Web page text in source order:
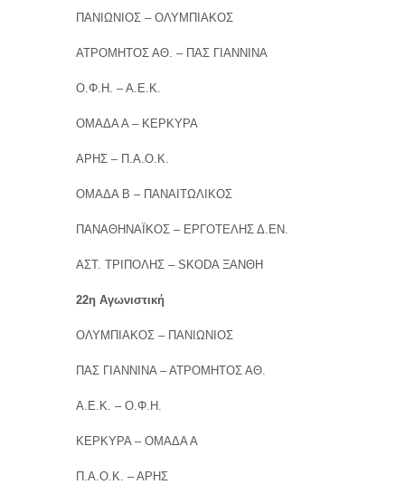
ΠΑΝΙΩΝΙΟΣ – ΟΛΥΜΠΙΑΚΟΣ
ΑΤΡΟΜΗΤΟΣ ΑΘ. – ΠΑΣ ΓΙΑΝΝΙΝΑ
Ο.Φ.Η. – Α.Ε.Κ.
ΟΜΑΔΑ Α – ΚΕΡΚΥΡΑ
ΑΡΗΣ – Π.Α.Ο.Κ.
ΟΜΑΔΑ Β – ΠΑΝΑΙΤΩΛΙΚΟΣ
ΠΑΝΑΘΗΝΑΪΚΟΣ – ΕΡΓΟΤΕΛΗΣ Δ.ΕΝ.
ΑΣΤ. ΤΡΙΠΟΛΗΣ – SKODA ΞΑΝΘΗ
22η Αγωνιστική
ΟΛΥΜΠΙΑΚΟΣ – ΠΑΝΙΩΝΙΟΣ
ΠΑΣ ΓΙΑΝΝΙΝΑ – ΑΤΡΟΜΗΤΟΣ ΑΘ.
Α.Ε.Κ. – Ο.Φ.Η.
ΚΕΡΚΥΡΑ – ΟΜΑΔΑ Α
Π.Α.Ο.Κ. – ΑΡΗΣ